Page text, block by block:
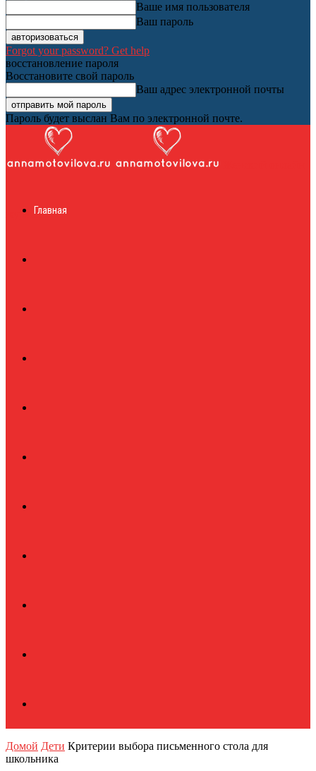
Ваше имя пользователя
Ваш пароль
Forgot your password? Get help
восстановление пароля
Восстановите свой пароль
Ваш адрес электронной почты
Пароль будет выслан Вам по электронной почте.
журналГлавная
Домой Дети Критерии выбора письменного стола для
школьника